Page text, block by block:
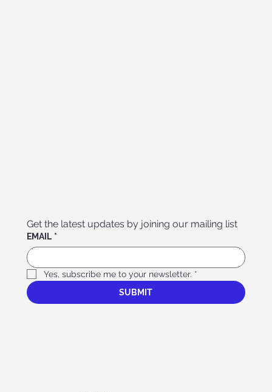
Get the latest updates by joining our mailing list
EMAIL *
Yes, subscribe me to your newsletter. *
SUBMIT